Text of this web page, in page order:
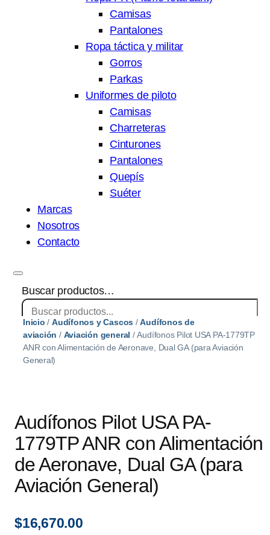
Camisas
Pantalones
Ropa táctica y militar
Gorros
Parkas
Uniformes de piloto
Camisas
Charreteras
Cinturones
Pantalones
Quepís
Suéter
Marcas
Nosotros
Contacto
Buscar productos…
×
Inicio /Audífonos y Cascos /Audífonos de
aviación / Aviación general / Audífonos Pilot USA PA-1779TP
ANR con Alimentación de Aeronave, Dual GA (para Aviación
General)
Audífonos Pilot USA PA-
1779TP ANR con Alimentación
de Aeronave, Dual GA (para
Aviación General)
$16,670.00